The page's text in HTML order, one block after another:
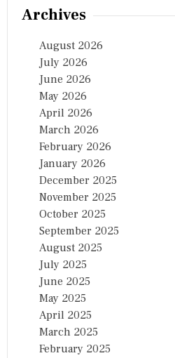
Archives
August 2026
July 2026
June 2026
May 2026
April 2026
March 2026
February 2026
January 2026
December 2025
November 2025
October 2025
September 2025
August 2025
July 2025
June 2025
May 2025
April 2025
March 2025
February 2025